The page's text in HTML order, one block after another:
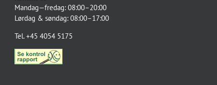
Mandag—fredag: 08:00–20:00
Lørdag & søndag: 08:00–17:00
Tel. +45 4054 5175